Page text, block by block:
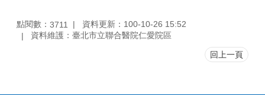
點閱數： 3711
資料更新：100-10-26 15:52
資料維護：臺北市立聯合醫院仁愛院區
回上一頁